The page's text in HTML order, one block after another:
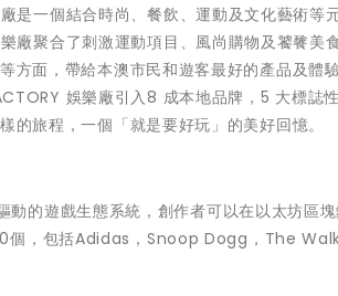
是一個結合時尚、餐飲、運動及文化藝術等
廠聚合了刺激運動項目、風尚購物及饕餮美
方面，帶給本澳市民和遊客最好的產品及
娛樂廠引入8 成本地品牌，5 大標誌
的旅程，一個「就是要好玩」的美好回憶。
的遊戲生態系統，創作者可以在以太坊區
，包括Adidas，Snoop Dogg，The